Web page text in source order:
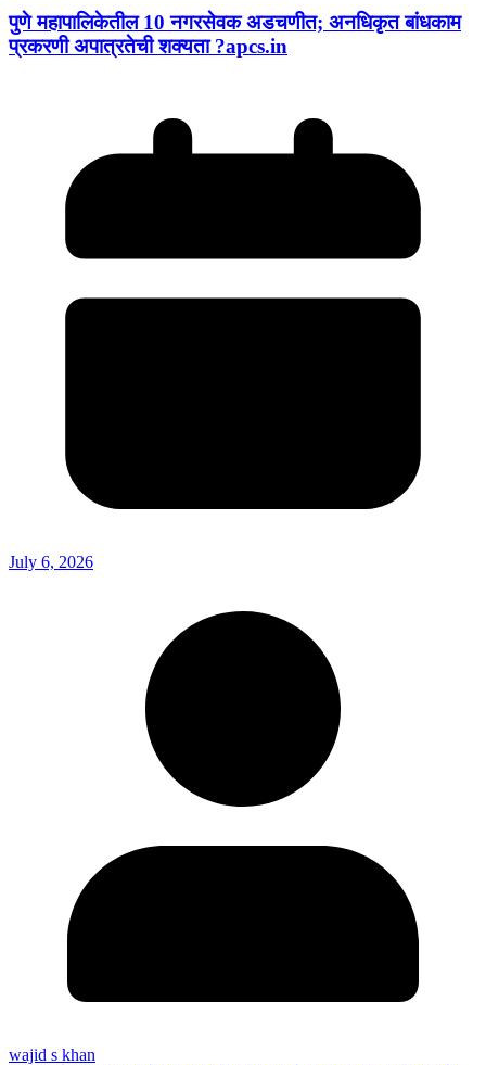
पुणे महापालिकेतील 10 नगरसेवक अडचणीत; अनधिकृत बांधकाम
प्रकरणी अपात्रतेची शक्यता ?apcs.in
July 6, 2026
wajid s khan